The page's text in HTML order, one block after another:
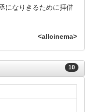
になりきるために拝借
<allcinema>
10